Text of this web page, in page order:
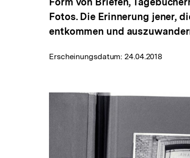
Fotos. Die Erinnerung jener,
entkommen und
Erscheinungsdatum:24.04.2018